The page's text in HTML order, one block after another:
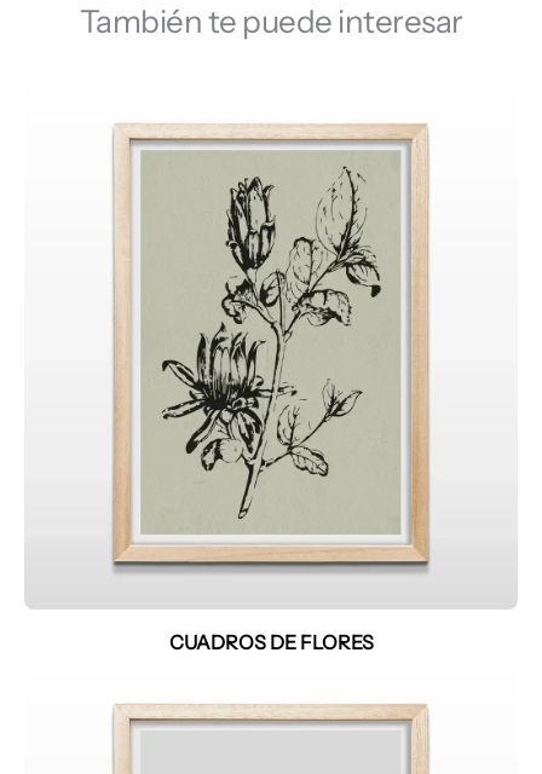
También te puede interesar
CUADROS DE FLORES